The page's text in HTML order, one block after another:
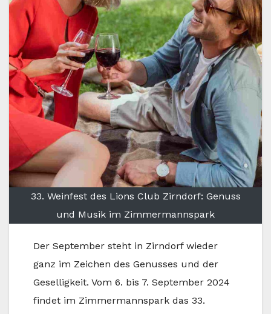
33. Weinfest des Lions Club Zirndorf: Genuss
und Musik im Zimmermannspark
Der September steht in Zirndorf wieder
ganz im Zeichen des Genusses und der
Geselligkeit. Vom 6. bis 7. September 2024
findet im Zimmermannspark das 33.